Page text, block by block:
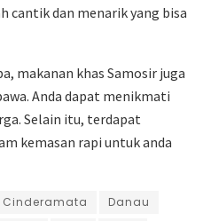
cantik dan menarik yang bisa
makanan khas Samosir juga
Anda dapat menikmati
Selain itu, terdapat
kemasan rapi untuk anda
Cinderamata
Danau